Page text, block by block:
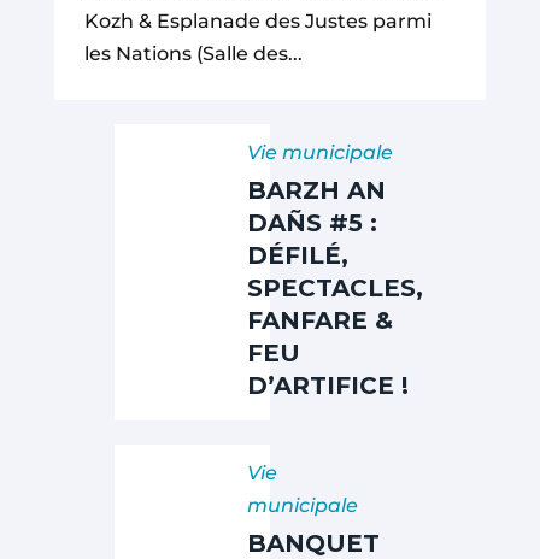
Kozh & Esplanade des Justes parmi
les Nations (Salle des...
Vie municipale
BARZH AN
DAÑS #5 :
DÉFILÉ,
SPECTACLES,
FANFARE &
FEU
D’ARTIFICE !
Vie
municipale
BANQUET